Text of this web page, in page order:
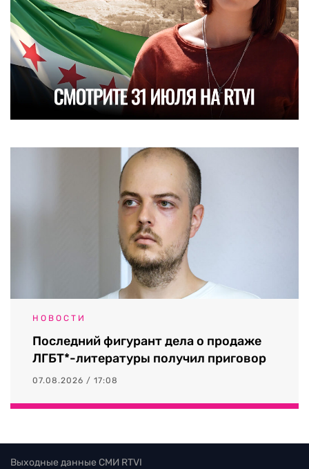
НОВОСТИ
Последний фигурант дела о продаже
ЛГБТ*-литературы получил приговор
07.08.2026 / 17:08
Выходные данные СМИ RTVI